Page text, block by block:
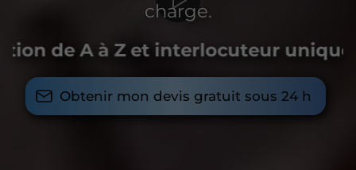
charge.
de A à Z et interlocuteur unique
Obtenir mon devis gratuit sous 24 h